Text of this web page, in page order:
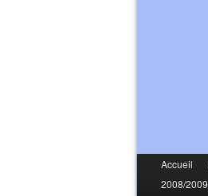
Accueil
2008/2009